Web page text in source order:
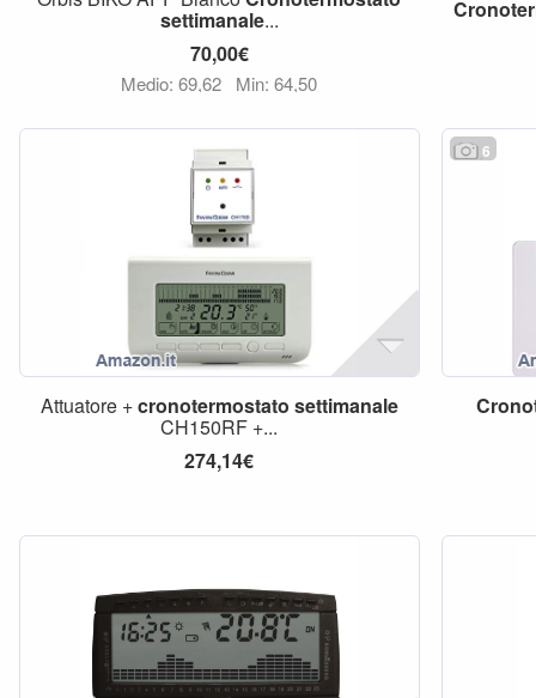
settimanale...
70,00€
Medio: 69,62 Min: 64,50
Attuatore +cronotermostato settimanale
CH150RF +...
274,14€
6